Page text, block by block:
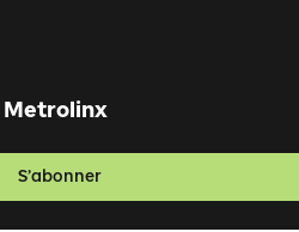
Metrolinx
S’abonner